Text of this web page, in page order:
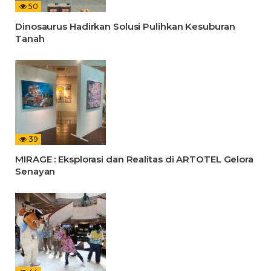
50
Dinosaurus Hadirkan Solusi Pulihkan Kesuburan
Tanah
39
MIRAGE : Eksplorasi dan Realitas di ARTOTEL Gelora
Senayan